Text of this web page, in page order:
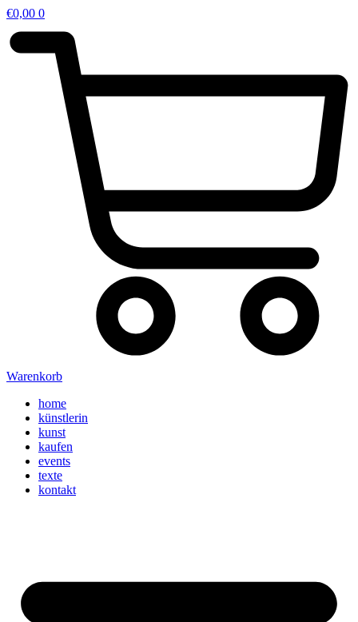
€0,00 0
Warenkorb
home
künstlerin
kunst
kaufen
events
texte
kontakt